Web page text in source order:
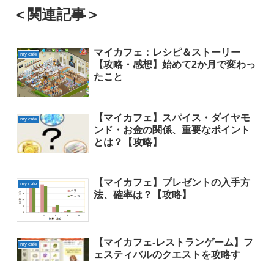
＜関連記事＞
my cafe
マイカフェ：レシピ＆ストーリー
【攻略・感想】始めて2か月で変わっ
たこと
my cafe
【マイカフェ】スパイス・ダイヤモ
ンド・お金の関係、重要なポイント
とは？【攻略】
my cafe
【マイカフェ】プレゼントの入手方
法、確率は？【攻略】
my cafe
【マイカフェ‐レストランゲーム】フ
ェスティバルのクエストを攻略す